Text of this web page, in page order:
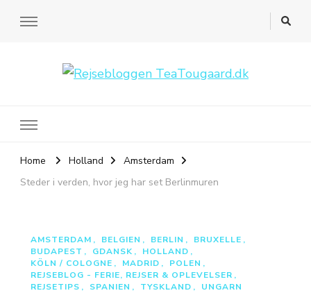
Home Holland
Amsterdam
Steder i verden, hvor jeg har set Berlinmuren
AMSTERDAM BELGIEN BERLIN
BRUXELLE
BUDAPEST
GDANSK
HOLLAND
KÖLN / COLOGNE
MADRID
POLEN
REJSEBLOG - FERIE, REJSER & OPLEVELSER
REJSETIPS
SPANIEN TYSKLAND UNGARN